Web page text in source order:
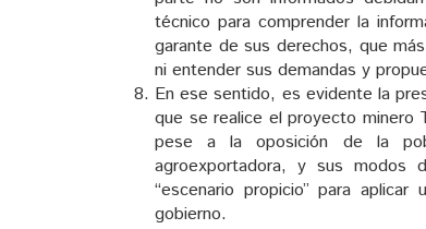
técnico para comprender la
garante de sus derechos, que
ni entender sus demandas y
En ese sentido, es evidente la
que se realice el proyecto minero
pese a la oposición de la
agroexportadora, y sus modos
“escenario propicio” para aplicar
gobierno.